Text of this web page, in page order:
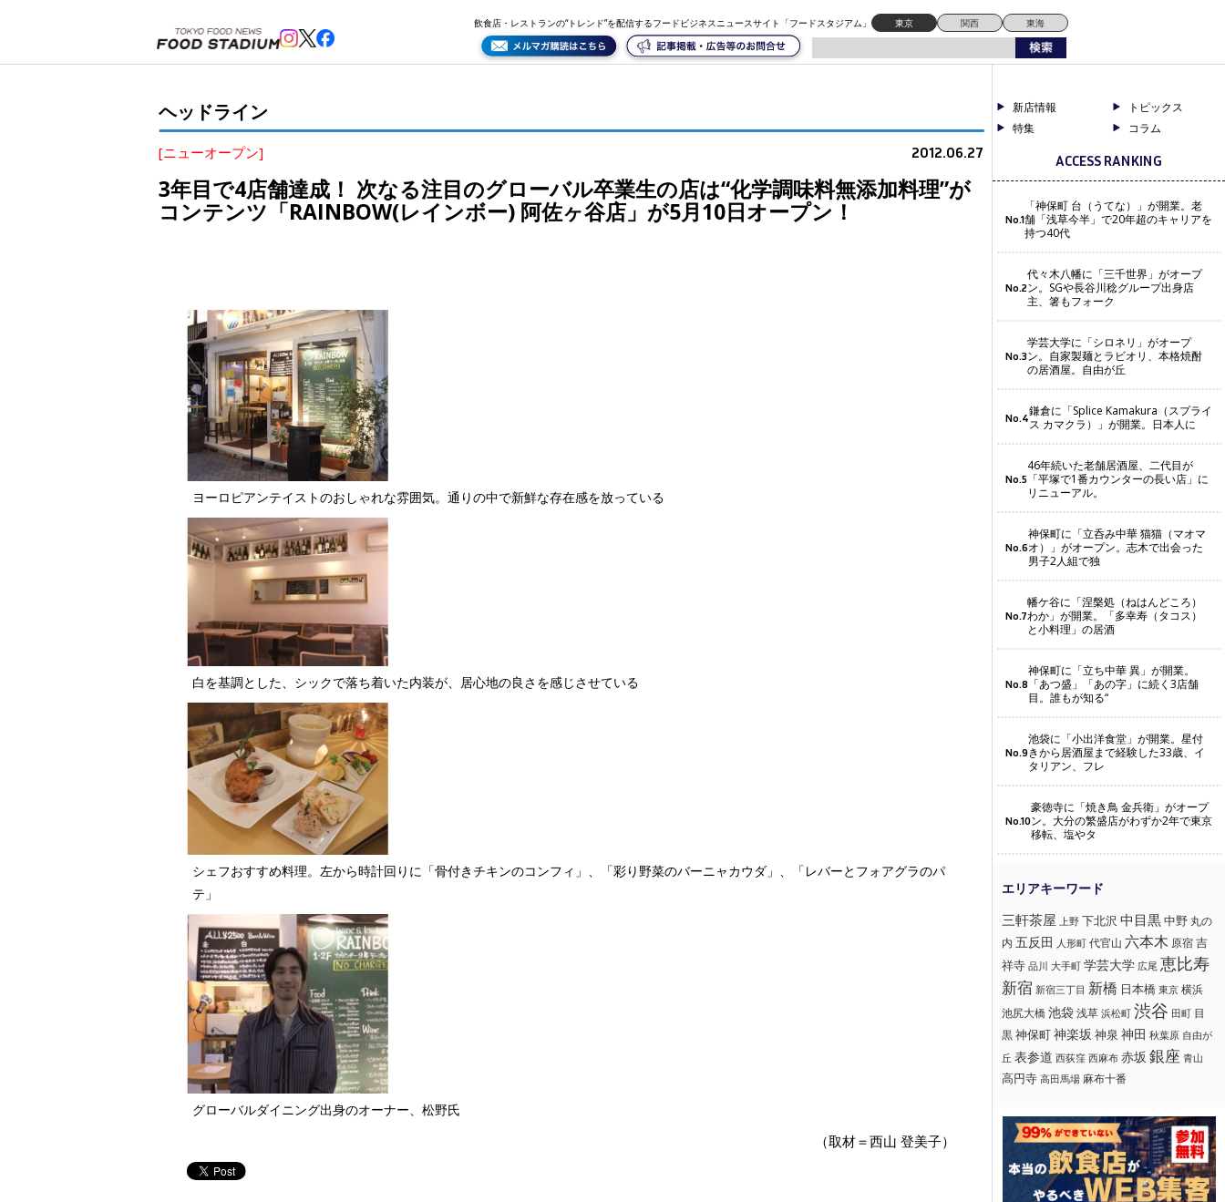
飲食店・レストランの“トレンド”を配信するフードビジネスニュースサイト「フードスタジアム」 東京 関西 東海
ヘッドライン
[ニューオープン] 2012.06.27
3年目で4店舗達成！ 次なる注目のグローバル卒業生の店は“化学調味料無添加料理”が
コンテンツ「RAINBOW(レインボー) 阿佐ヶ谷店」が5月10日オープン！
ヨーロピアンテイストのおしゃれな雰囲気。通りの中で新鮮な存在感を放っている
白を基調とした、シックで落ち着いた内装が、居心地の良さを感じさせている
シェフおすすめ料理。左から時計回りに「骨付きチキンのコンフィ」、「彩り野菜のバーニャカウダ」、「レバーとフォアグラのパ
テ」
グローバルダイニング出身のオーナー、松野氏
（取材＝西山 登美子）
新店情報
トピックス
特集
コラム
ACCESS RANKING
No.1
「神保町 台（うてな）」が開業。老
舗「浅草今半」で20年超のキャリアを
持つ40代
No.2
代々木八幡に「三千世界」がオープ
ン。SGや長谷川稔グループ出身店
主、箸もフォーク
No.3
学芸大学に「シロネリ」がオープ
ン。自家製麺とラビオリ、本格焼酎
の居酒屋。自由が丘
No.4鎌倉に「Splice Kamakura（スプライ
ス カマクラ）」が開業。日本人に
No.5
46年続いた老舗居酒屋、二代目が
「平塚で1番カウンターの長い店」に
リニューアル。
No.6
神保町に「立呑み中華 猫猫（マオマ
オ）」がオープン。志木で出会った
男子2人組で独
No.7
幡ケ谷に「涅槃処（ねはんどころ）
わか」が開業。「多幸寿（タコス）
と小料理」の居酒
No.8
神保町に「立ち中華 異」が開業。
「あつ盛」「あの字」に続く3店舗
目。誰もが知る“
No.9
池袋に「小出洋食堂」が開業。星付
きから居酒屋まで経験した33歳、イ
タリアン、フレ
No.10
豪徳寺に「焼き鳥 金兵衛」がオープ
ン。大分の繁盛店がわずか2年で東京
移転、塩やタ
三軒茶屋 上野 下北沢 中目黒中野 丸の
内 五反田 人形町 代官山 六本木 原宿 吉
祥寺 品川 大手町 学芸大学 広尾 恵比寿
新宿 新宿三丁目 新橋 日本橋 東京 横浜
池尻大橋 池袋浅草 浜松町 渋谷 田町 目
黒神保町神楽坂 神泉 神田 秋葉原 自由が
丘 表参道 西荻窪 西麻布 赤坂 銀座 青山
高円寺 高田馬場 麻布十番